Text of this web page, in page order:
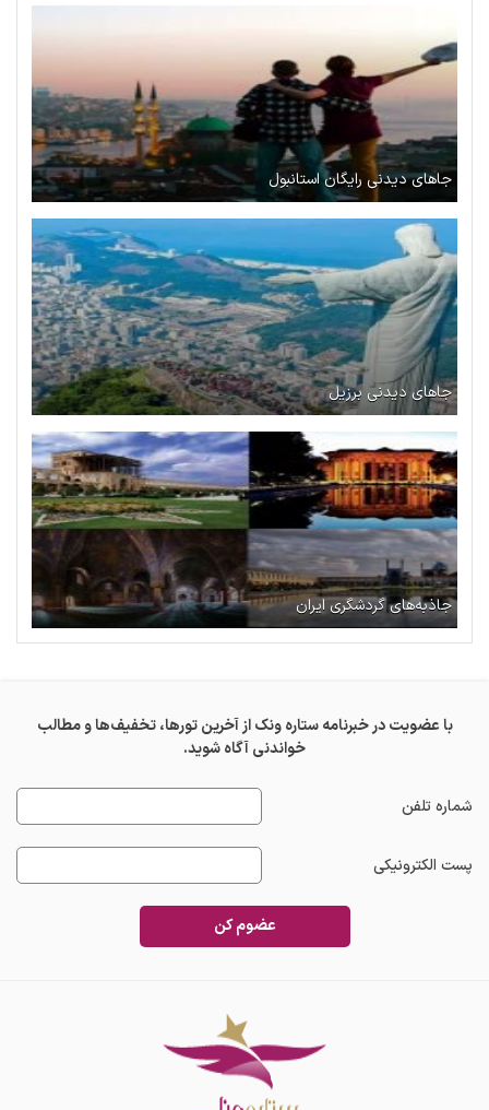
جاهای دیدنی رایگان استانبول
جاهای دیدنی برزیل
جاذبه‌های گردشگری ایران
با عضویت در خبرنامه ستاره ونک از آخرین تورها، تخفیف‌ها و مطالب
خواندنی آگاه شوید.
شماره تلفن
پست الکترونیکی
عضوم کن